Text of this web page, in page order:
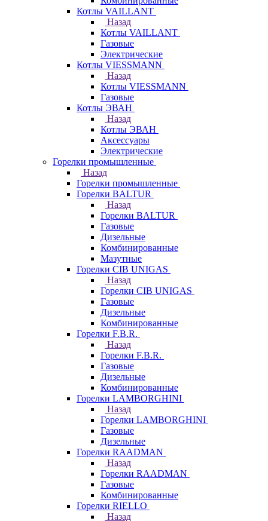
Котлы VAILLANT
Назад
Котлы VAILLANT
Газовые
Электрические
Котлы VIESSMANN
Назад
Котлы VIESSMANN
Газовые
Котлы ЭВАН
Назад
Котлы ЭВАН
Аксессуары
Электрические
Горелки промышленные
Назад
Горелки промышленные
Горелки BALTUR
Назад
Горелки BALTUR
Газовые
Дизельные
Комбинированные
Мазутные
Горелки CIB UNIGAS
Назад
Горелки CIB UNIGAS
Газовые
Дизельные
Комбинированные
Горелки F.B.R.
Назад
Горелки F.B.R.
Газовые
Дизельные
Комбинированные
Горелки LAMBORGHINI
Назад
Горелки LAMBORGHINI
Газовые
Дизельные
Горелки RAADMAN
Назад
Горелки RAADMAN
Газовые
Комбинированные
Горелки RIELLO
Назад